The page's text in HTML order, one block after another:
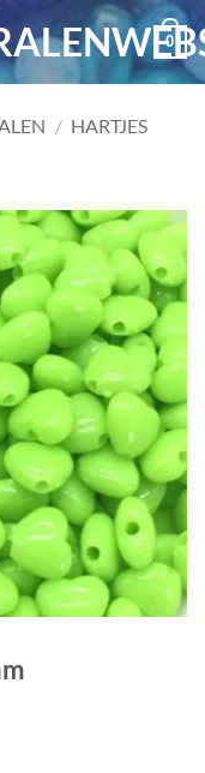
0
/ HARTJES